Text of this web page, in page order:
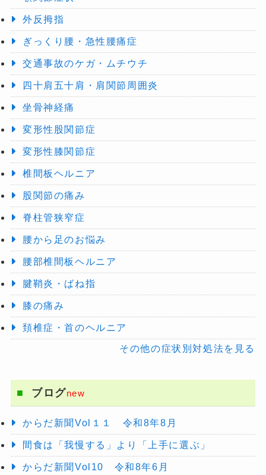
外反拇指
ぎっくり腰・急性腰痛症
交通事故のケガ・ムチウチ
四十肩五十肩・肩関節周囲炎
坐骨神経痛
変形性股関節症
変形性膝関節症
椎間板ヘルニア
股関節の痛み
脊柱管狭窄症
腰から足のお悩み
腰部椎間板ヘルニア
腱鞘炎・ばね指
膝の痛み
頚椎症・首のヘルニア
その他の症状別対処法を見る
ブログnew
からだ新聞Vol１１ 令和8年8月
間食は「我慢する」より「上手に選ぶ」
からだ新聞Vol10 令和8年6月